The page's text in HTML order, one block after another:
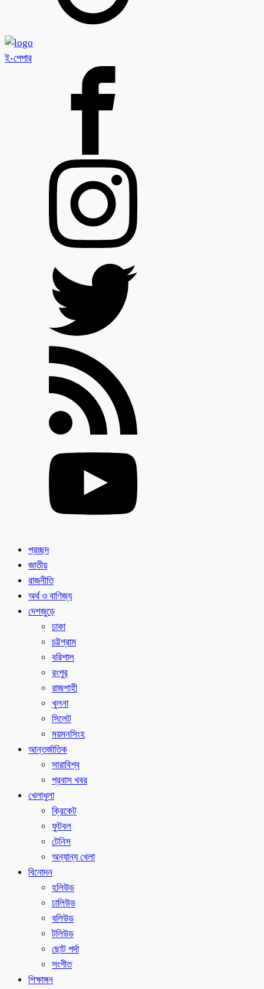
ই-পেপার
প্রচ্ছদ
জাতীয়
রাজনীতি
অর্থ ও বাণিজ্য
দেশজুড়ে
ঢাকা
চট্টগ্রাম
বরিশাল
রংপুর
রাজশাহী
খুলনা
সিলেট
ময়মনসিংহ
আন্তর্জাতিক
সারাবিশ্ব
প্রবাস খবর
খেলাধুলা
ক্রিকেট
ফুটবল
টেনিস
অন্যান্য খেলা
বিনোদন
হলিউড
ঢালিউড
বলিউড
টলিউড
ছোট পর্দা
সংগীত
শিক্ষাঙ্গন